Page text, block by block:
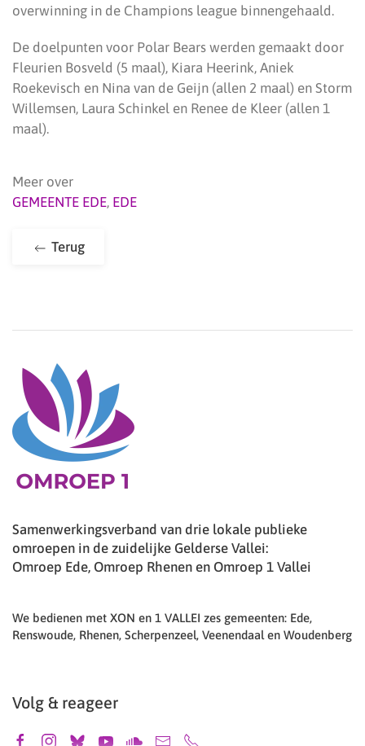
overwinning in de Champions league binnengehaald.
De doelpunten voor Polar Bears werden gemaakt door
Fleurien Bosveld (5 maal), Kiara Heerink, Aniek
Roekevisch en Nina van de Geijn (allen 2 maal) en Storm
Willemsen, Laura Schinkel en Renee de Kleer (allen 1
maal).
Meer over
GEMEENTE EDE, EDE
Terug
Samenwerkingsverband van drie lokale publieke
omroepen in de zuidelijke Gelderse Vallei:
Omroep Ede, Omroep Rhenen en Omroep 1 Vallei
We bedienen met XON en 1 VALLEI zes gemeenten: Ede,
Renswoude, Rhenen, Scherpenzeel, Veenendaal en Woudenberg
Volg & reageer